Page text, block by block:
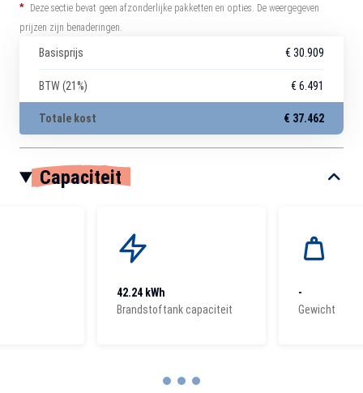
*
Deze sectie bevat geen afzonderlijke pakketten en opties. De weergegeven
prijzen zijn benaderingen.
Basisprijs € 30.909
BTW (21%) € 6.491
Totale kost € 37.462
Capaciteit
42.24 kWh
Brandstoftank capaciteit
-
Gewicht